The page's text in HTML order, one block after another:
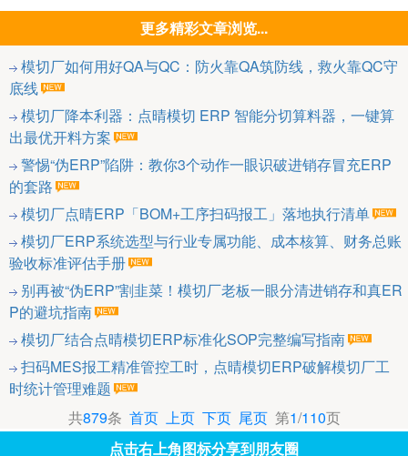
更多精彩文章浏览...
模切厂如何用好QA与QC：防火靠QA筑防线，救火靠QC守
底线
模切厂降本利器：点晴模切 ERP 智能分切算料器，一键算
出最优开料方案
警惕“伪ERP”陷阱：教你3个动作一眼识破进销存冒充ERP
的套路
模切厂点晴ERP「BOM+工序扫码报工」落地执行清单
模切厂ERP系统选型与行业专属功能、成本核算、财务总账
验收标准评估手册
别再被“伪ERP”割韭菜！模切厂老板一眼分清进销存和真ER
P的避坑指南
模切厂结合点晴模切ERP标准化SOP完整编写指南
扫码MES报工精准管控工时，点晴模切ERP破解模切厂工
时统计管理难题
共879条 首页 上页 下页 尾页第1/110页
点击右上角图标分享到朋友圈